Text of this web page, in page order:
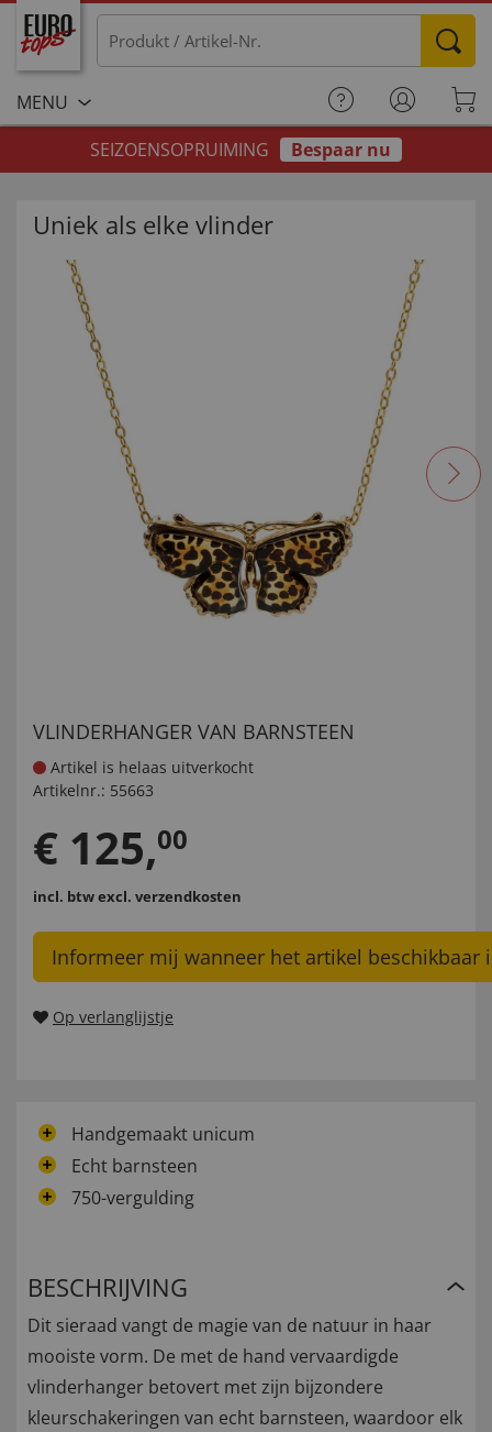
MENU
SEIZOENSOPRUIMING
Bespaar nu
Uniek als elke vlinder
VLINDERHANGER VAN BARNSTEEN
Artikel is helaas uitverkocht
Artikelnr.: 55663
€ 125,00
incl. btwexcl. verzendkosten
Informeer mij wanneer het artikel beschikbaar
Op verlanglijstje
Handgemaakt unicum
Echt barnsteen
750-vergulding
BESCHRIJVING
Dit sieraad vangt de magie van de natuur in haar
mooiste vorm. De met de hand vervaardigde
vlinderhanger betovert met zijn bijzondere
kleurschakeringen van echt barnsteen, waardoor elk